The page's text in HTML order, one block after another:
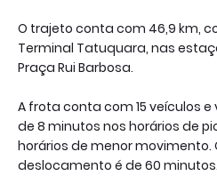
O trajeto conta com 46,9 km,
Terminal Tatuquara, nas
Praça Rui Barbosa.
A frota conta com 15 veículos
de 8 minutos nos horários de
horários de menor movimento.
deslocamento é de 60 minutos.